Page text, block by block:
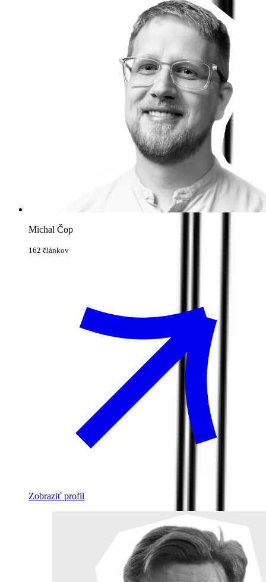
Michal Čop
162 článkov
Zobraziť profil